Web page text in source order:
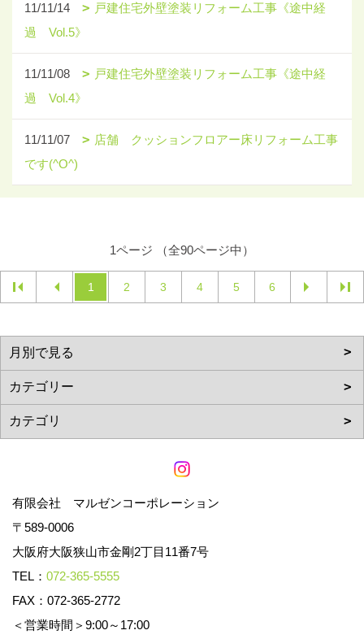
11/11/14
戸建住宅外壁塗装リフォーム工事《途中経
過 Vol.5》
11/11/08
戸建住宅外壁塗装リフォーム工事《途中経
過 Vol.4》
11/11/07
店舗 クッションフロアー床リフォーム工事
です(^O^)
1ページ （全90ページ中）
1 2 3 4 5 6
有限会社 マルゼンコーポレーション
〒589-0006
大阪府大阪狭山市金剛2丁目11番7号
TEL： 072-365-5555
FAX：072-365-2772
＜営業時間＞9:00～17:00